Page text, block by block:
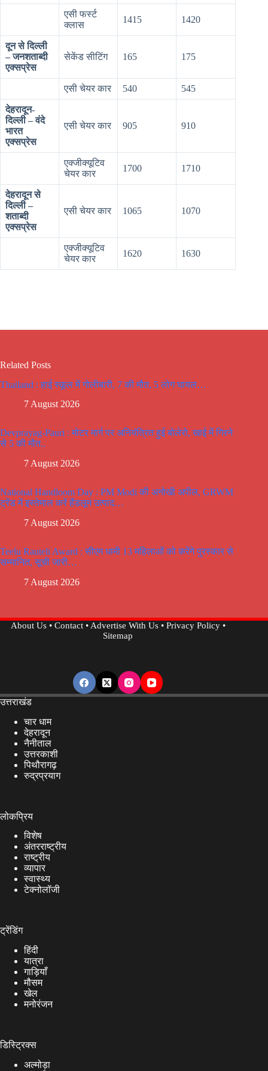
एसी फर्स्ट
क्लास
1415 1420
दून से दिल्ली
– जनशताब्दी
एक्सप्रेस
सेकेंड सीटिंग 165 175
एसी चेयर कार 540 545
देहरादून-
दिल्ली – वंदे
भारत
एक्सप्रेस
एसी चेयर कार 905 910
एक्जीक्यूटिव
चेयर कार
1700 1710
देहरादून से
दिल्ली –
शताब्दी
एक्सप्रेस
एसी चेयर कार 1065 1070
एक्जीक्यूटिव
चेयर कार
1620 1630
Related Posts
Thailand : हाई स्कूल में गोलीबारी, 7 की मौत, 5 लोग घायल…
7 August 2026
Devprayag-Pauri : मोटर मार्ग पर अनियंत्रित हुई बोलेरो, खाई में गिरने
से 5 की मौत..
7 August 2026
National Handloom Day : PM Modi की अनोखी अपील, GRWM
ट्रेंड में इस्तेमाल करें हैंडलूम उत्पाद…
7 August 2026
Teelu Rauteli Award : सीएम धामी 13 महिलाओं को करेंगे पुरस्कार से
सम्मानित, सूची जारी…
7 August 2026
About Us• Contact•Advertise With Us• Privacy Policy•
Sitemap
उत्तराखंड
चार धाम
देहरादून
नैनीताल
उत्तरकाशी
पिथौरागढ़
रुद्रप्रयाग
लोकप्रिय
विशेष
अंतरराष्ट्रीय
राष्ट्रीय
व्यापार
स्वास्थ्य
टेक्नोलॉजी
ट्रेंडिंग
हिंदी
यात्रा
गाड़ियाँ
मौसम
खेल
मनोरंजन
डिस्ट्रिक्स
अल्मोड़ा